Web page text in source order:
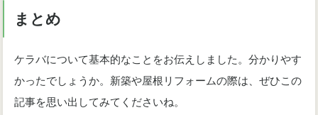
まとめ
ケラバについて基本的なことをお伝えしました。分かりやす
かったでしょうか。新築や屋根リフォームの際は、ぜひこの
記事を思い出してみてくださいね。